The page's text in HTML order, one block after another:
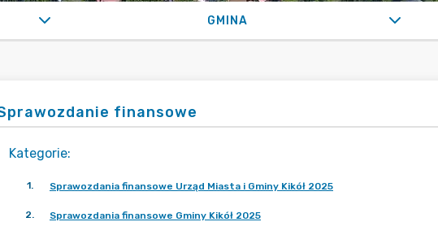
GMINA
finansowe
Kategorie:
1. Sprawozdania finansowe Urząd Miasta i Gminy Kikół 2025
2. Sprawozdania finansowe Gminy Kikół 2025